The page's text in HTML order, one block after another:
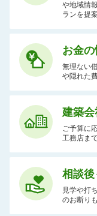
や地域情
ランを提
お金
無理ない
や隠れた
建築
ご予算に
工務店ま
相談後
見学や打
のお断り